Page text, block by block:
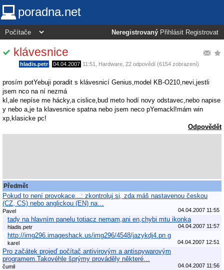
poradna.net
Neregistrovaný Přihlásit Registrovat
klávesnice
hladis.petr 04.04.2007 11:51 Hardware , 22 odpovědí (6154 zobrazení)
prosím potYebuji poradit s klávesnicí Genius,model KB-O210,nevi,jestli
jsem nco na ní nezmá
kl,ale nepíse me hácky,a cislice,bud meto hodí novy odstavec,nebo napise
y nebo a,je ta klavesnice spatna nebo jsem neco pYemackl!mám win
xp,klasicke pc!
Odpovědět
Předmět
Pokud to není provokace...: zkontroluj si, zda máš nastavenou českou
(CZ, CS) nebo anglickou (EN) na…
Pavel 04.04.2007 11:55
tady na hlavním panelu totiacz nemam,ani en,chybi mtu ikonka
hladis.petr 04.04.2007 11:57
http://img296.imageshack.us/img296/4548/jazykdj4.pn g
karel 04.04.2007 12:51
Pro začátek projeď počítač antivirovým a antispywarovým
programem.Takovéhle šprýmy prováděly některé…
čumil 04.04.2007 11:56